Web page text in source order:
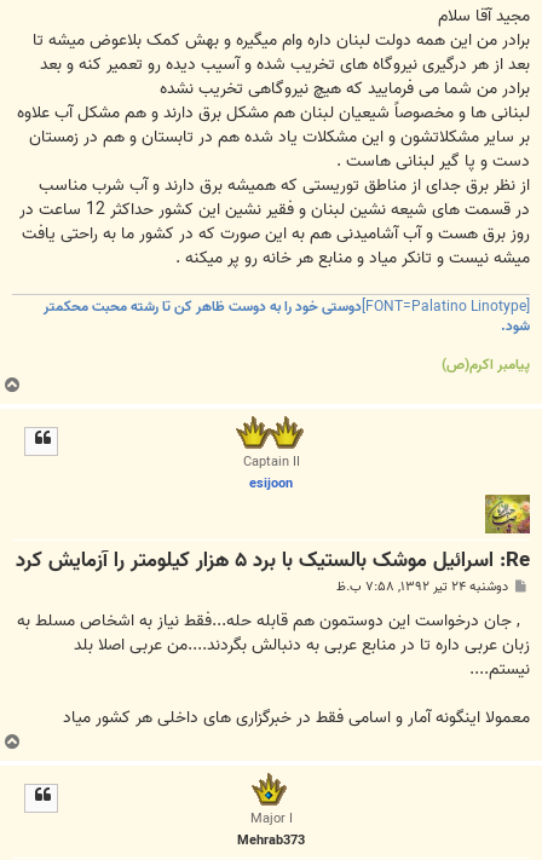
ت
مجید آقا سلام
برادر من این همه دولت لبنان داره وام میگیره و بهش کمک بلاعوض میشه تا
بعد از هر درگیری نیروگاه های تخریب شده و آسیب دیده رو تعمیر کنه و بعد
برادر من شما می فرمایید که هیچ نیروگاهی تخریب نشده
لبنانی ها و مخصوصاً شیعیان لبنان هم مشکل برق دارند و هم مشکل آب علاوه
بر سایر مشکلاتشون و این مشکلات یاد شده هم در تابستان و هم در زمستان
دست و پا گیر لبنانی هاست .
از نظر برق جدای از مناطق توریستی که همیشه برق دارند و آب شرب مناسب
در قسمت های شیعه نشین لبنان و فقیر نشین این کشور حداکثر 12 ساعت در
روز برق هست و آب آشامیدنی هم به این صورت که در کشور ما به راحتی یافت
میشه نیست و تانکر میاد و منابع هر خانه رو پر میکنه .
[FONT=Palatino Linotype]
دوستی خود را به دوست ظاهر کن تا رشته محبت محکمتر
شود.
پیامبر اکرم(ص)
Captain II
esijoon
Re: اسرائیل موشک بالستیک با برد ۵ هزار کیلومتر را آزمایش کرد
ت
دوشنبه ۲۴ تیر ۱۳۹۲, ۷:۵۸ ب.ظ
, جان درخواست این دوستمون هم قابله حله...فقط نیاز به اشخاص مسلط به
زبان عربی داره تا در منابع عربی به دنبالش بگردند....من عربی اصلا بلد
نیستم....
معمولا اینگونه آمار و اسامی فقط در خبرگزاری های داخلی هر کشور میاد
Major I
Mehrab373